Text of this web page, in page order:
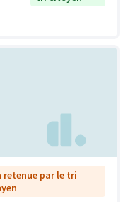
retenue par le tri